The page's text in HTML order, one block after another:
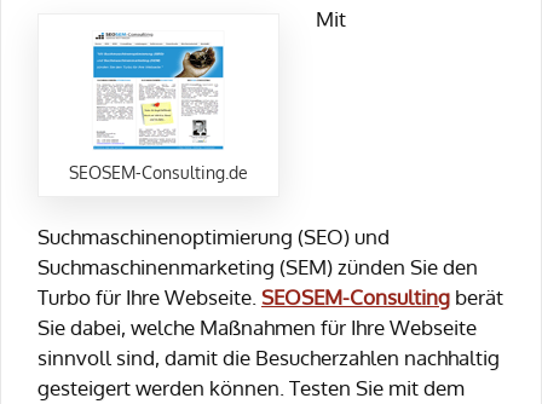
SEOSEM-Consulting.de
Mit
Suchmaschinenoptimierung (SEO) und
Suchmaschinenmarketing (SEM) zünden Sie den
Turbo für Ihre Webseite. SEOSEM-Consulting berät
Sie dabei, welche Maßnahmen für Ihre Webseite
sinnvoll sind, damit die Besucherzahlen nachhaltig
gesteigert werden können. Testen Sie mit dem